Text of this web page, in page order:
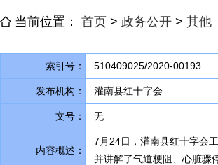
当前位置： 首页 > 政务公开 > 其他
索引号： 510409025/2020-00193
发布机构： 灌南县红十字会
文号： 无
内容概述：
7月24日 ， 灌南县红十字会
并讲解了气道梗阻、心脏骤